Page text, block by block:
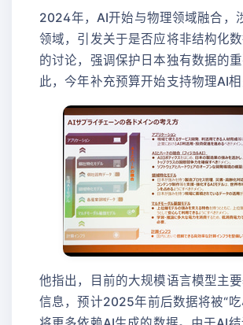
2024年，AI开始与物理领域融合，
领域，引发关于是否应将非结构化
的讨论，强调保护日本独有数据的
此，今年补充预算开始支持物理AI相
他指出，目前的大规模语言模型主
信息，预计2025年前后数据将被“吃